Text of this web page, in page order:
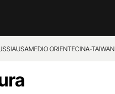
USAMEDIO ORIENTECINA-TAIWAN